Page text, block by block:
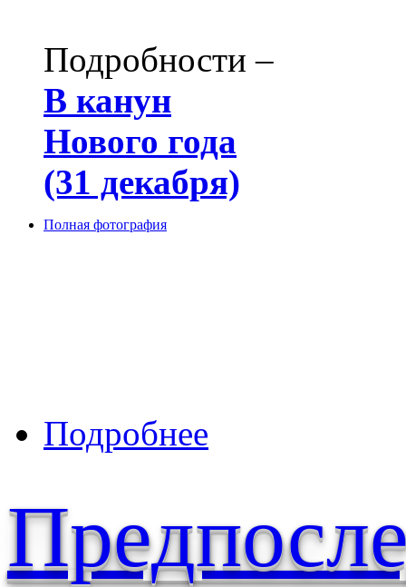
Подробности –
В канун
Нового года
(31 декабря)
Полная фотография
Подробнее